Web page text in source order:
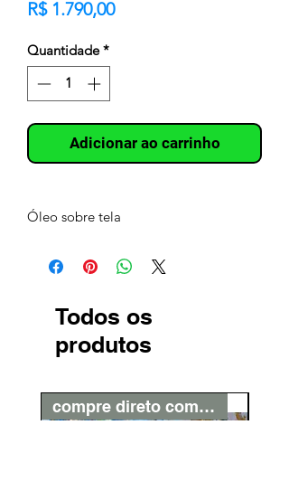
R$ 1.790,00Preço
Quantidade *
Adicionar ao carrinho
Óleo sobre tela
Todos os
produtos
compre direto com o artista